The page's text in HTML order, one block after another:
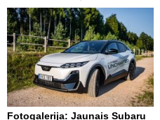
Fotogalerija: Jaunais Subaru